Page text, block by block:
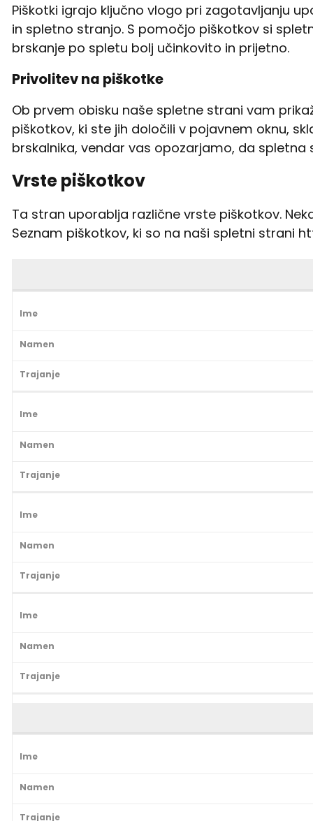
Piškotki igrajo ključno vlogo pri zagotavljanju
in spletno stranjo. S pomočjo piškotkov si
brskanje po spletu bolj učinkovito in prijetno.
Privolitev na piškotke
Ob prvem obisku naše spletne strani vam
piškotkov, ki ste jih določili v pojavnem oknu,
brskalnika, vendar vas opozarjamo, da
Vrste piškotkov
Ta stran uporablja različne vrste piškotkov.
Seznam piškotkov, ki so na naši spletni strani